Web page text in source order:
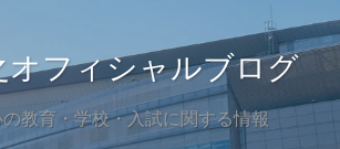
フィシャルブログ
教育・学校・入試に関する情報